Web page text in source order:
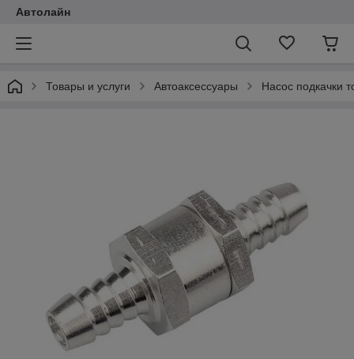
Автолайн
Товары и услуги Автоаксессуары Насос подкачки